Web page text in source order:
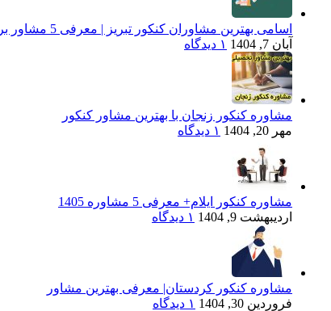
اسامی بهترین مشاوران کنکور تبریز | معرفی 5 مشاور برتر
آبان 7, 1404
۱ دیدگاه
مشاوره کنکور زنجان با بهترین مشاور کنکور
مهر 20, 1404
۱ دیدگاه
مشاوره کنکور ایلام+ معرفی 5 مشاوره 1405
اردیبهشت 9, 1404
۱ دیدگاه
مشاوره کنکور کردستان| معرفی بهترین مشاور
فروردین 30, 1404
۱ دیدگاه